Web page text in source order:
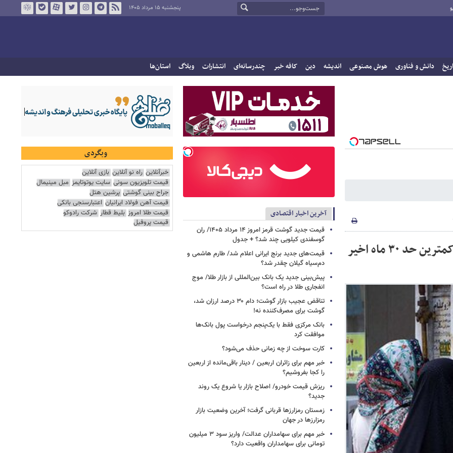
پنجشنبه ۱۵ مرداد ۱۴۰۵
دانش و فناوری هوش مصنوعی اندیشه دین کافه خبر چندرسانه‌ای انتشارات وبلاگ استان‌ها
رشد قیمت مسکن متوقف شد/ تورم اجاره به کمترین حد ۳۰ ماه اخیر
آخرین اخبار اقتصادی
قیمت جدید گوشت قرمز امروز ۱۴ مرداد ۱۴۰۵/ ران
گوسفندی کیلویی چند شد؟ + جدول
قیمت‌های جدید برنج ایرانی اعلام شد/ طارم هاشمی و
دم‌سیاه گیلان چقدر شد؟
پیش‌بینی جدید یک بانک بین‌المللی از بازار طلا/ موج
انفجاری طلا در راه است؟
تناقض عجیب بازار گوشت؛ دام ۳۰ درصد ارزان شد،
گوشت برای مصرف‌کننده نه!
بانک مرکزی فقط با یک‌‎پنجم درخواست پول بانک‌ها
موافقت کرد
کارت سوخت از چه زمانی حذف می‌شود؟
خبر مهم برای زائران اربعین / دینار باقی‌مانده از اربعین
را کجا بفروشیم؟
ریزش قیمت خودرو/ اصلاح بازار یا شروع یک روند
جدید؟
زمستان رمزارزها قربانی گرفت؛ آخرین وضعیت بازار
رمزارزها در جهان
خبر مهم برای سهامداران عدالت/ واریز سود ۳ میلیون
تومانی برای سهامداران واقعیت دارد؟
وبگردی
خبرآنلاین راه نو آنلاین بازی آنلاین
قیمت تلویزیون سونی سایت یوتوتایمز مبل مینیمال
جراح بینی گوشتی پرشین هتل
قیمت آهن فولاد ایرانیان اعتبارسنجی بانکی
قیمت طلا امروز بلیط قطار شرکت رادوکو
قیمت پروفیل